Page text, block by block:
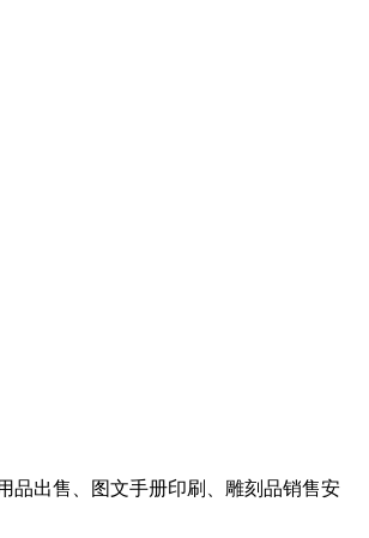
品出售、图文手册印刷、雕刻品销售安